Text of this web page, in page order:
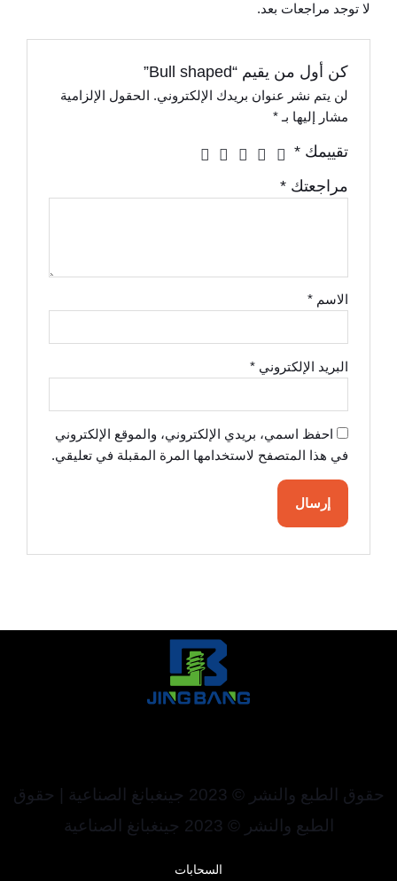
لا توجد مراجعات بعد.
كن أول من يقيم “Bull shaped”
لن يتم نشر عنوان بريدك الإلكتروني.
الحقول الإلزامية
مشار إليها بـ*
تقييمك*
مراجعتك*
الاسم*
البريد الإلكتروني*
احفظ اسمي، بريدي الإلكتروني، والموقع الإلكتروني
في هذا المتصفح لاستخدامها المرة المقبلة في تعليقي.
حقوق الطبع والنشر © 2023 جينغبانغ الصناعية | حقوق
الطبع والنشر © 2023 جينغبانغ الصناعية
السحابات